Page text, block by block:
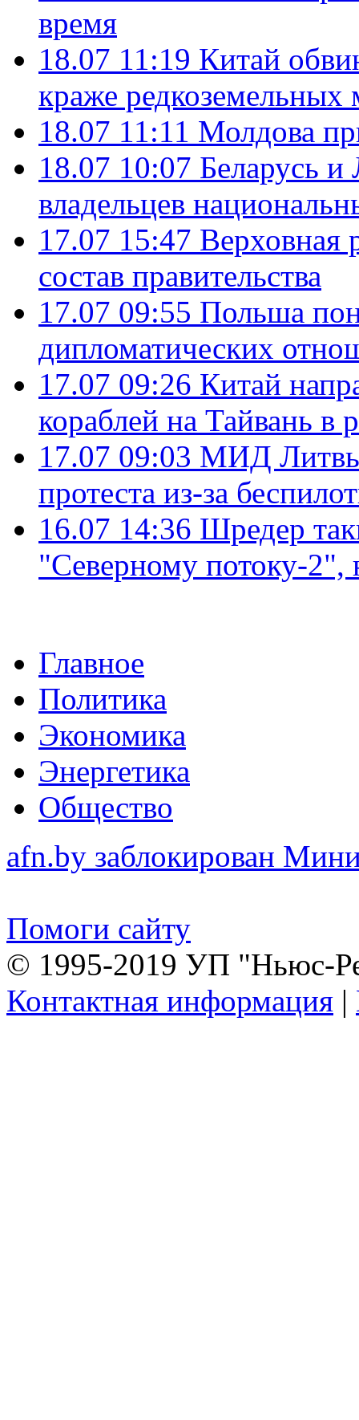
время
18.07 11:19 Китай
краже редкоземельных
18.07 11:11 Молдова
18.07 10:07 Беларусь
владельцев
17.07 15:47 Верховная
состав правительства
17.07 09:55 Польша
дипломатических
17.07 09:26 Китай
кораблей на Тайвань в
17.07 09:03 МИД Литвы
протеста из-за
16.07 14:36 Шредер
"Северному потоку-2",
Главное
Политика
Экономика
Энергетика
Общество
afn.by заблокирован
Помоги сайту
© 1995-2019 УП "Ньюс-
Контактная информация |